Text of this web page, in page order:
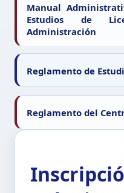
Manual
Estudios de
Administración
Reglamento de
Reglamento del